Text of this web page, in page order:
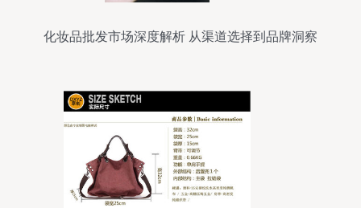
化妆品批发市场深度解析 从渠道选择到品牌洞察